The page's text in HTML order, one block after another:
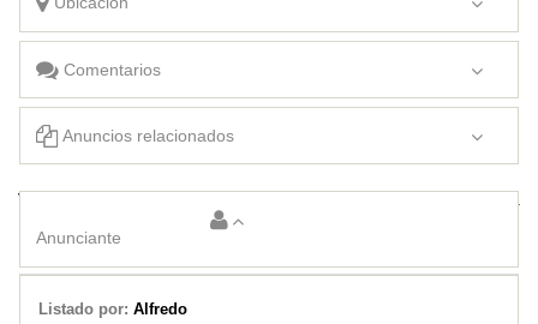
Comentarios
Anuncios relacionados
Vendo terreno en Terralta 2500 has en Salta. Venta. Ruta 81
Anunciante
Listado por: Alfredo